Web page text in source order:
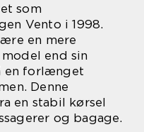
som
Vento i 1998.
en mere
end sin
en forlænget
Denne
en stabil kørsel
og bagage.